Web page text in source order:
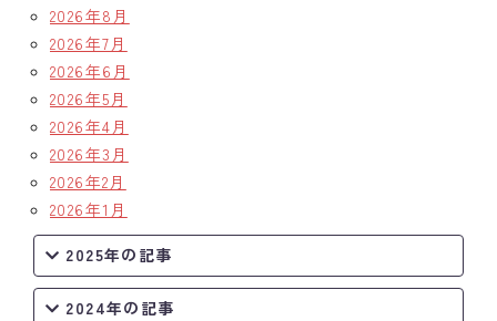
2026年8月
2026年7月
2026年6月
2026年5月
2026年4月
2026年3月
2026年2月
2026年1月
2025年の記事
2024年の記事